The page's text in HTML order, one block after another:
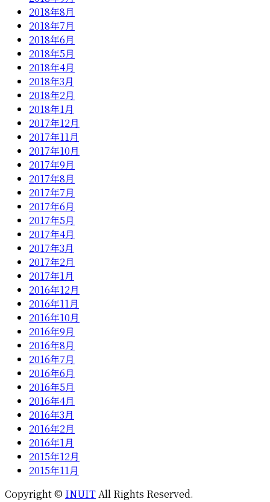
2018年8月
2018年7月
2018年6月
2018年5月
2018年4月
2018年3月
2018年2月
2018年1月
2017年12月
2017年11月
2017年10月
2017年9月
2017年8月
2017年7月
2017年6月
2017年5月
2017年4月
2017年3月
2017年2月
2017年1月
2016年12月
2016年11月
2016年10月
2016年9月
2016年8月
2016年7月
2016年6月
2016年5月
2016年4月
2016年3月
2016年2月
2016年1月
2015年12月
2015年11月
Copyright © INUITAll Rights Reserved.